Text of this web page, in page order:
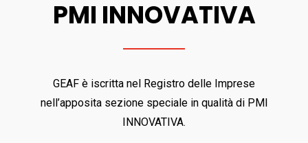
ITALIANO
PMI INNOVATIVA
GEAF è iscritta nel Registro delle Imprese
nell’apposita sezione speciale in qualità di PMI
INNOVATIVA.